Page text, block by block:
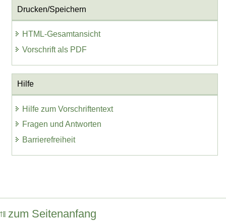
Drucken/Speichern
HTML-Gesamtansicht
Vorschrift als PDF
Hilfe
Hilfe zum Vorschriftentext
Fragen und Antworten
Barrierefreiheit
zum Seitenanfang